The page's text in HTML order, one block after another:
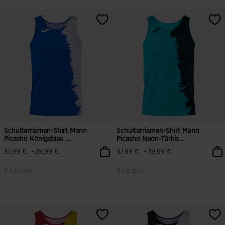
Schulterriemen-Shirt Mann
Picasho Königsblau ...
37,99 €
- 39,99 €
8 Farben
Schulterriemen-Shirt Mann
Picasho Neon-Türkis...
37,99 €
- 39,99 €
8 Farben